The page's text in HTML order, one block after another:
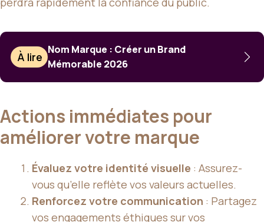
À lire
Nom Marque : Créer un Brand
Mémorable 2026
Actions immédiates pour
améliorer votre marque
Évaluez votre identité visuelle : Assurez-
vous qu’elle reflète vos valeurs actuelles.
Renforcez votre communication : Partagez
vos engagements éthiques sur vos